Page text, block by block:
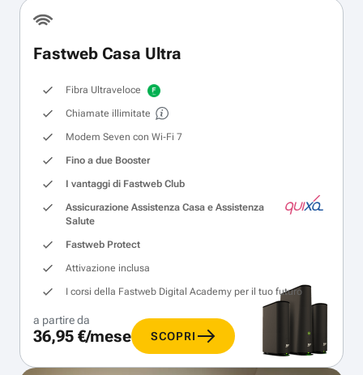
Fastweb Casa Ultra
Fibra Ultraveloce
Chiamate illimitate
Modem Seven con Wi‑Fi 7
Fino a due Booster
I vantaggi di Fastweb Club
Assicurazione Assistenza Casa e Assistenza
Salute
Fastweb Protect
Attivazione inclusa
I corsi della Fastweb Digital Academy per il tuo futuro
a partire da
36,95 €/mese SCOPRI